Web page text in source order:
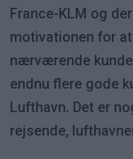
France-KLM og
motivationen for
nærværende
endnu flere gode
Lufthavn. Det er
rejsende,